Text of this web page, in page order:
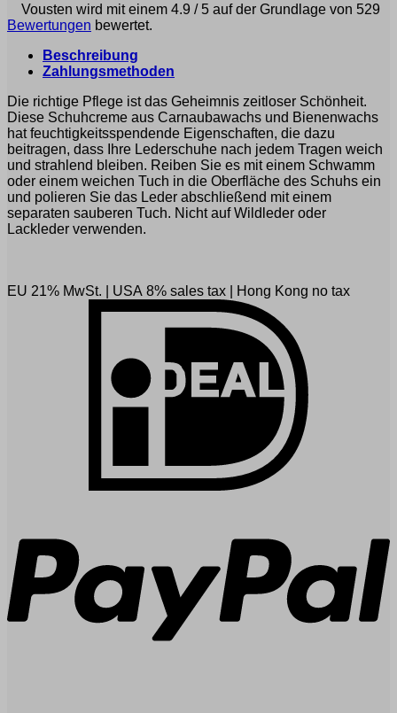
Vousten wird mit einem 4.9 / 5 auf der Grundlage von 529
Bewertungen bewertet.
Beschreibung
Zahlungsmethoden
Die richtige Pflege ist das Geheimnis zeitloser Schönheit.
Diese Schuhcreme aus Carnaubawachs und Bienenwachs
hat feuchtigkeitsspendende Eigenschaften, die dazu
beitragen, dass Ihre Lederschuhe nach jedem Tragen weich
und strahlend bleiben. Reiben Sie es mit einem Schwamm
oder einem weichen Tuch in die Oberfläche des Schuhs ein
und polieren Sie das Leder abschließend mit einem
separaten sauberen Tuch. Nicht auf Wildleder oder
Lackleder verwenden.
EU 21% MwSt. USA 8% sales tax Hong Kong no tax